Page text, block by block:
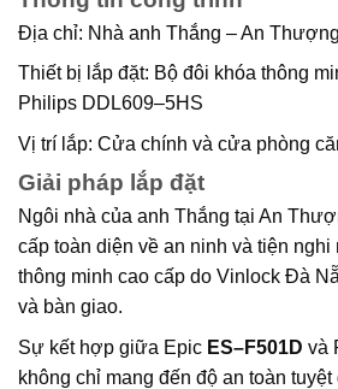
Địa chỉ: Nhà anh Thắng – An
Thiết bị lắp đặt: Bộ đôi khóa thông
Philips DDL609–5HS
Vị trí lắp: Cửa chính và cửa phòng
Giải pháp lắp đặt
Ngôi nhà của anh Thắng tại An
cấp toàn diện về an ninh và tiện nghi
thông minh cao cấp do Vinlock Đà
và bàn giao.
Sự kết hợp giữa Epic ES–F501D và
không chỉ mang đến độ an toàn tuyệt